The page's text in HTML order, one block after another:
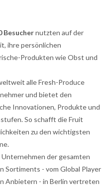
Besuchernutzten auf der
ihre persönlichen
Produkten wie Obst und
alle Fresh-Produce
und bietet den
Innovationen, Produkte und
So schafft die Fruit
zu den wichtigsten
der gesamten
- vom Global Player
Anbietern - in Berlin vertreten